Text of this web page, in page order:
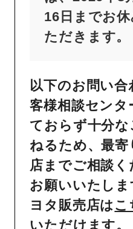
16日までお
ただきます。
以下のお問い
客様相談センタ
ておらず十分
ねるため、最
店までご相談
お願いいたし
ヨタ販売店はこ
いただけます。